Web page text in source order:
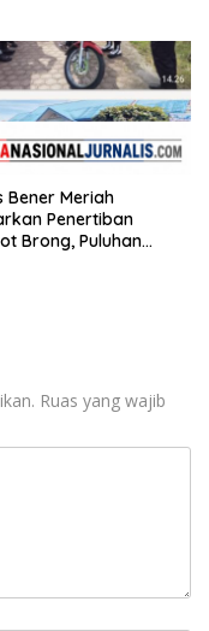
Bener Meriah
Penertiban
Brong, Puluhan
Ruas yang wajib